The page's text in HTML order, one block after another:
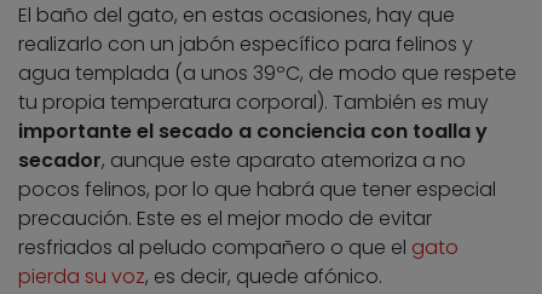
El baño del gato, en estas ocasiones, hay que
realizarlo con un jabón específico para felinos y
agua templada (a unos 39ºC, de modo que respete
tu propia temperatura corporal). También es muy
importante el secado a conciencia con toalla y
secador, aunque este aparato atemoriza a no
pocos felinos, por lo que habrá que tener especial
precaución. Este es el mejor modo de evitar
resfriados al peludo compañero o que el gato
pierda su voz, es decir, quede afónico.